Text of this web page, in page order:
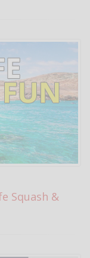
Squash &